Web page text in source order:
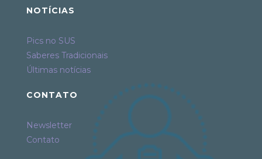
NOTÍCIAS
Pics no SUS
Saberes Tradicionais
Últimas notícias
CONTATO
Newsletter
Contato